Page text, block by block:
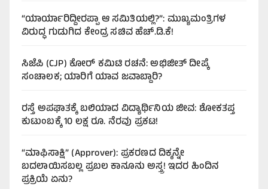
“ಯಾರ್ಯಾರಿದ್ದೀರಪ್ಪಾ ಆ ಸಮಿತಿಯಲ್ಲಿ?”: ಮುಖ್ಯಮಂತ್ರಿಗಳ
ವಿರುದ್ಧ ಗುಡುಗಿದ ಕೇಂದ್ರ ಸಚಿವ ಹೆಚ್.ಡಿ.ಕೆ!
ಸಿಜೆಪಿ (CJP) ಕೋರ್ ಕಮಿಟಿ ರಚನೆ: ಅಭಿಜೀತ್ ದೀಪ್ಕೆ
ಸಂಚಾಲಕ; ಯಾರಿಗೆ ಯಾವ ಜವಾಬ್ದಾರಿ?
ರಸ್ತೆ ಅಪಘಾತಕ್ಕೆ ಬಲಿಯಾದ ವಿದ್ಯಾರ್ಥಿನಿಯ ಜೀವ: ಶೋಕತಪ್ತ
ಕುಟುಂಬಕ್ಕೆ 10 ಲಕ್ಷ ರೂ. ನೆರವು ಪ್ರಕಟ!
“ಮಾಫಿಸಾಕ್ಷಿ” (Approver): ಪ್ರಕರಣದ ದಿಕ್ಕನ್ನೇ
ಬದಲಾಯಿಸಬಲ್ಲ ಪ್ರಬಲ ಕಾನೂನು ಅಸ್ತ್ರ! ಇದರ ಹಿಂದಿನ
ಪ್ರಕ್ರಿಯೆ ಏನು?